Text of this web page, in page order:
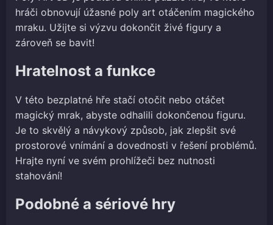
hráči obnovují úžasné poly art otáčením magického
mraku. Užijte si výzvu dokončit živé figury a
zároveň se bavit!
Hratelnost a funkce
V této bezplatné hře stačí otočit nebo otáčet
magický mrak, abyste odhalili dokončenou figuru.
Je to skvělý a návykový způsob, jak zlepšit své
prostorové vnímání a dovednosti v řešení problémů.
Hrajte nyní ve svém prohlížeči bez nutnosti
stahování!
Podobné a sériové hry